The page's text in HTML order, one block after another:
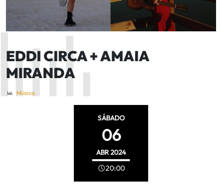
EDDI CIRCA + AMAIA
MIRANDA
Música
SÁBADO
06
ABR2024
20:00